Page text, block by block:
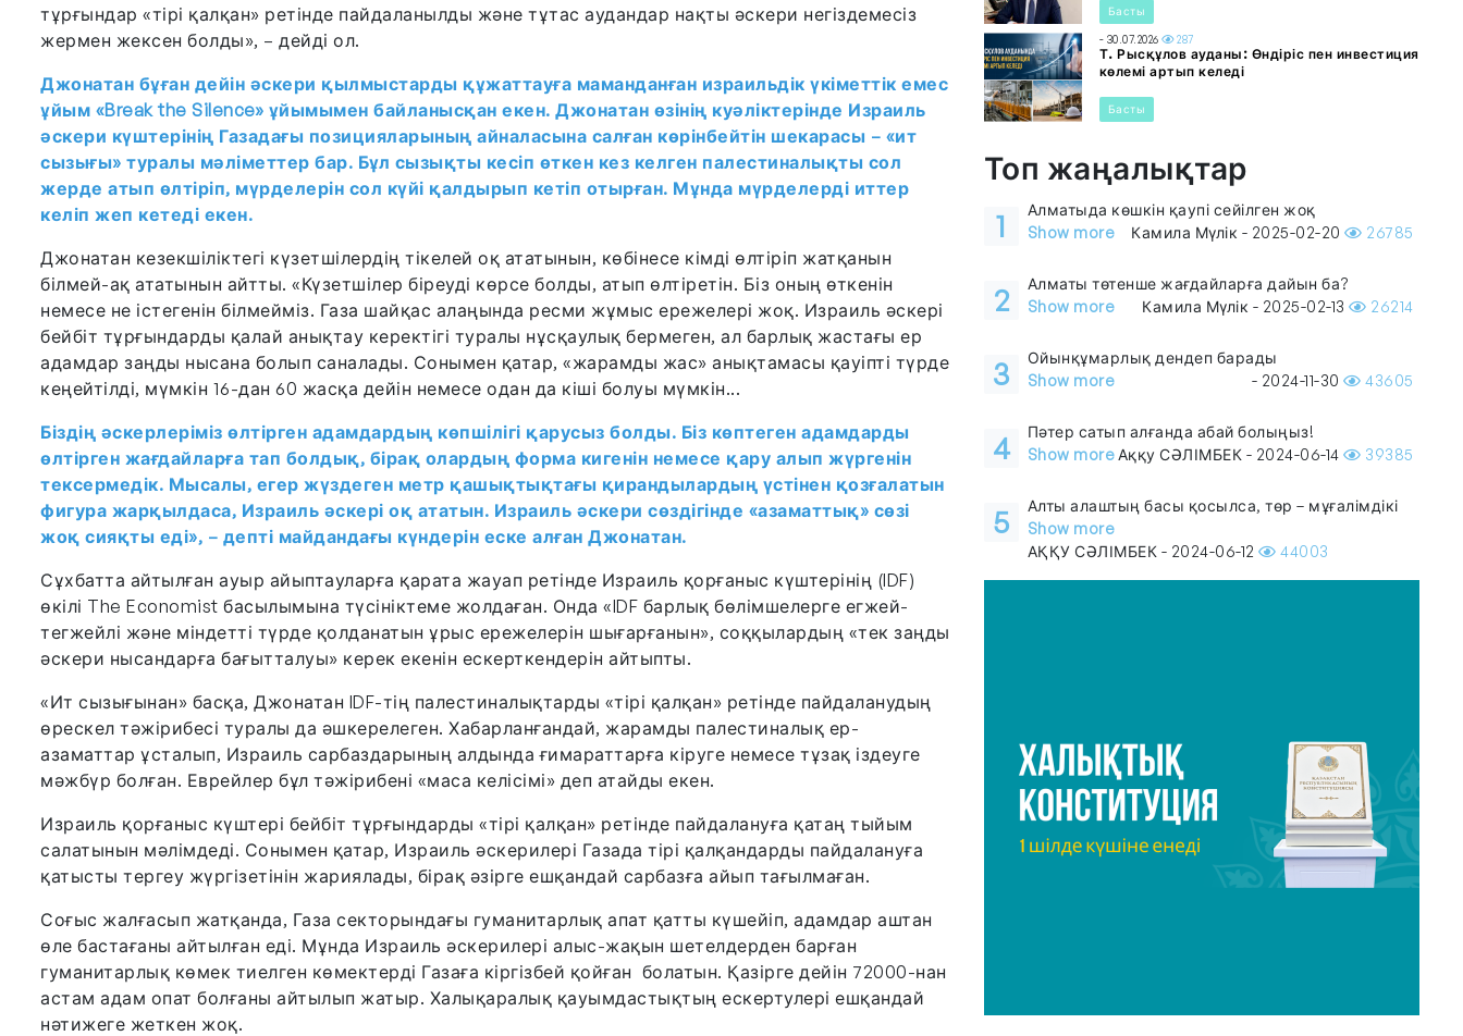
тұрғындар «тірі қалқан» ретінде пайдаланылды және тұтас аудандар нақты әскери негіздемесіз
жермен жексен болды», – дейді ол.
Джонатан бұған дейін әскери қылмыстарды құжаттауға маманданған израильдік үкіметтік емес
ұйым «Break the Silence» ұйымымен байланысқан екен. Джонатан өзінің куәліктерінде Израиль
әскери күштерінің Газадағы позицияларының айналасына салған көрінбейтін шекарасы – «ит
сызығы» туралы мәліметтер бар. Бұл сызықты кесіп өткен кез келген палестиналықты сол
жерде атып өлтіріп, мүрделерін сол күйі қалдырып кетіп отырған. Мұнда мүрделерді иттер
келіп жеп кетеді екен.
Джонатан кезекшіліктегі күзетшілердің тікелей оқ ататынын, көбінесе кімді өлтіріп жатқанын
білмей-ақ ататынын айтты. «Күзетшілер біреуді көрсе болды, атып өлтіретін. Біз оның өткенін
немесе не істегенін білмейміз. Газа шайқас алаңында ресми жұмыс ережелері жоқ. Израиль әскері
бейбіт тұрғындарды қалай анықтау керектігі туралы нұсқаулық бермеген, ал барлық жастағы ер
адамдар заңды нысана болып саналады. Сонымен қатар, «жарамды жас» анықтамасы қауіпті түрде
кеңейтілді, мүмкін 16-дан 60 жасқа дейін немесе одан да кіші болуы мүмкін...
Біздің әскерлеріміз өлтірген адамдардың көпшілігі қарусыз болды. Біз көптеген адамдарды
өлтірген жағдайларға тап болдық, бірақ олардың форма кигенін немесе қару алып жүргенін
тексермедік. Мысалы, егер жүздеген метр қашықтықтағы қирандылардың үстінен қозғалатын
фигура жарқылдаса, Израиль әскері оқ ататын. Израиль әскери сөздігінде «азаматтық» сөзі
жоқ сияқты еді», – депті майдандағы күндерін еске алған Джонатан.
Сұхбатта айтылған ауыр айыптауларға қарата жауап ретінде Израиль қорғаныс күштерінің (IDF)
өкілі The Economist басылымына түсініктеме жолдаған. Онда «IDF барлық бөлімшелерге егжей-
тегжейлі және міндетті түрде қолданатын ұрыс ережелерін шығарғанын», соққылардың «тек заңды
әскери нысандарға бағытталуы» керек екенін ескерткендерін айтыпты.
«Ит сызығынан» басқа, Джонатан IDF-тің палестиналықтарды «тірі қалқан» ретінде пайдаланудың
өрескел тәжірибесі туралы да әшкерелеген. Хабарланғандай, жарамды палестиналық ер-
азаматтар ұсталып, Израиль сарбаздарының алдында ғимараттарға кіруге немесе тұзақ іздеуге
мәжбүр болған. Еврейлер бұл тәжірибені «маса келісімі» деп атайды екен.
Израиль қорғаныс күштері бейбіт тұрғындарды «тірі қалқан» ретінде пайдалануға қатаң тыйым
салатынын мәлімдеді. Сонымен қатар, Израиль әскерилері Газада тірі қалқандарды пайдалануға
қатысты тергеу жүргізетінін жариялады, бірақ әзірге ешқандай сарбазға айып тағылмаған.
Соғыс жалғасып жатқанда, Газа секторындағы гуманитарлық апат қатты күшейіп, адамдар аштан
өле бастағаны айтылған еді. Мұнда Израиль әскерилері алыс-жақын шетелдерден барған
гуманитарлық көмек тиелген көмектерді Газаға кіргізбей қойған болатын. Қазірге дейін 72000-нан
астам адам опат болғаны айтылып жатыр. Халықаралық қауымдастықтың ескертулері ешқандай
нәтижеге жеткен жоқ.
Басты
- 30.07.2026 287
Т. Рысқұлов ауданы: Өндіріс пен инвестиция
көлемі артып келеді
Басты
Топ жаңалықтар
1
Алматыда көшкін қаупі сейілген жоқ
Show more
Камила Мүлік - 2025-02-20 26785
2
Алматы төтенше жағдайларға дайын ба?
Show more
Камила Мүлік - 2025-02-13 26214
3
Ойынқұмарлық дендеп барады
Show more
- 2024-11-30 43605
4
Пәтер сатып алғанда абай болыңыз!
Show moreАққу СӘЛІМБЕК - 2024-06-14 39385
5
Алты алаштың басы қосылса, төр – мұғалімдікі
Show more
АҚҚУ СӘЛІМБЕК - 2024-06-12
44003